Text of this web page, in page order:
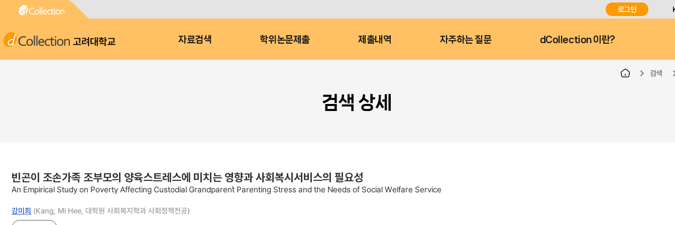
로그인
고려대학교 자료검색 학위논문제출 제출내역 자주하는 질문 dCollection 이란?
검색
검색 상세
빈곤이 조손가족 조부모의 양육스트레스에 미치는 영향과 사회복시서비스의 필요성
An Empirical Study on Poverty Affecting Custodial Grandparent` Parenting Stress and the Needs of Social Welfare Service
강미희 (Kang, Mi Hee, 대학원 사회복지학과 사회정책전공)